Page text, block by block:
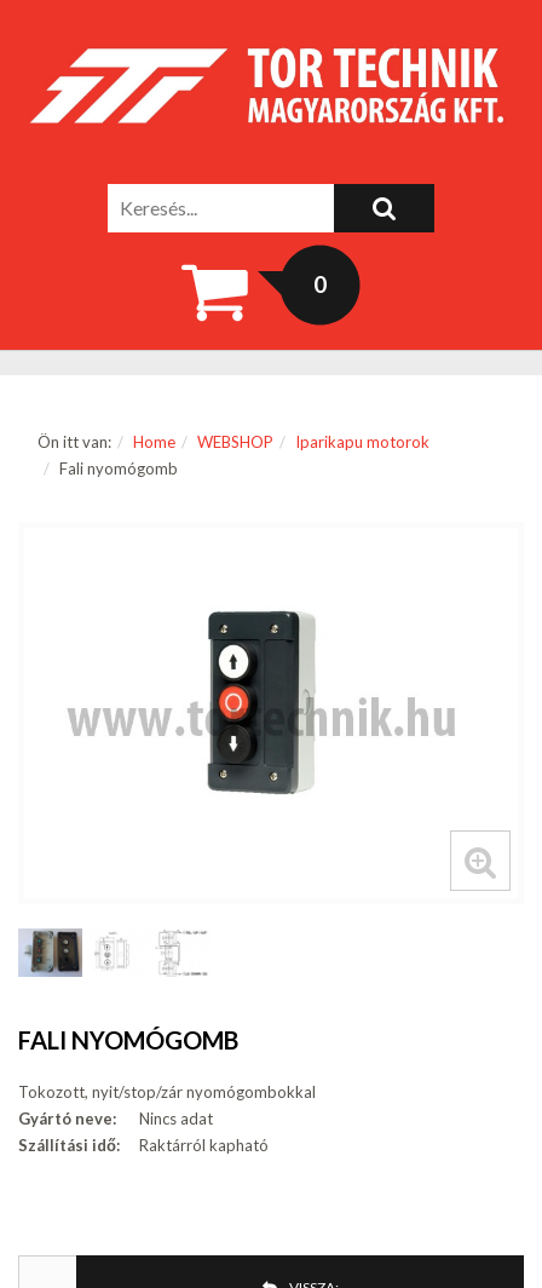
0
Ön itt van: Home WEBSHOP
Iparikapu motorok
Fali nyomógomb
FALI NYOMÓGOMB
Tokozott, nyit/stop/zár nyomógombokkal
Gyártó neve:
Nincs adat
Szállítási idő:
Raktárról kapható